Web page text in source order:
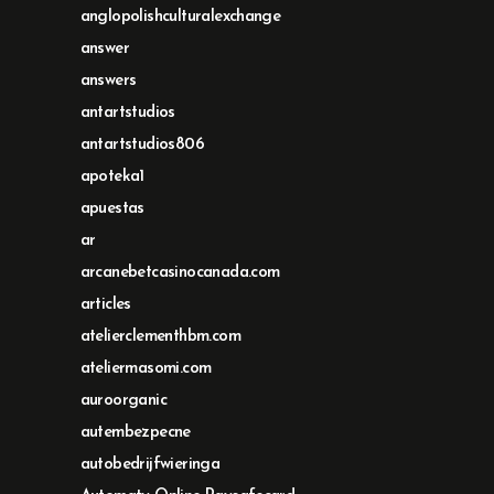
anglopolishculturalexchange
answer
answers
antartstudios
antartstudios806
apoteka1
apuestas
ar
arcanebetcasinocanada.com
articles
atelierclementhbm.com
ateliermasomi.com
auroorganic
autembezpecne
autobedrijfwieringa